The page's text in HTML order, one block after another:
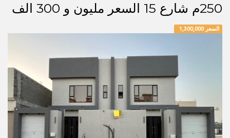
250م شارع 15 السعر مليون و 300 الف
السعر 1,300,000